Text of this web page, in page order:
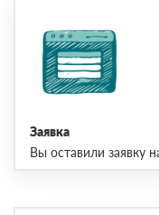
Заявка
Вы оставили заявку